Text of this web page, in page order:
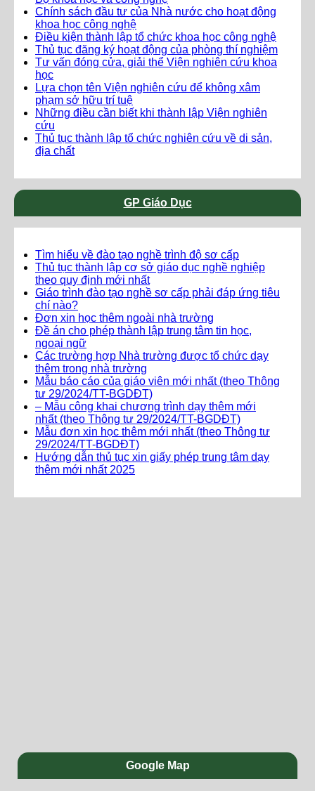
Chính sách đầu tư của Nhà nước cho hoạt động
khoa học công nghệ
Điều kiện thành lập tổ chức khoa học công nghệ
Thủ tục đăng ký hoạt động của phòng thí nghiệm
Tư vấn đóng cửa, giải thể Viện nghiên cứu khoa
học
Lựa chọn tên Viện nghiên cứu để không xâm
phạm sở hữu trí tuệ
Những điều cần biết khi thành lập Viện nghiên
cứu
Thủ tục thành lập tổ chức nghiên cứu về di sản,
địa chất
GP Giáo Dục
Tìm hiểu về đào tạo nghề trình độ sơ cấp
Thủ tục thành lập cơ sở giáo dục nghề nghiệp
theo quy định mới nhất
Giáo trình đào tạo nghề sơ cấp phải đáp ứng tiêu
chí nào?
Đơn xin học thêm ngoài nhà trường
Đề án cho phép thành lập trung tâm tin học,
ngoại ngữ
Các trường hợp Nhà trường được tổ chức dạy
thêm trong nhà trường
Mẫu báo cáo của giáo viên mới nhất (theo Thông
tư 29/2024/TT-BGDĐT)
– Mẫu công khai chương trình dạy thêm mới
nhất (theo Thông tư 29/2024/TT-BGDĐT)
Mẫu đơn xin học thêm mới nhất (theo Thông tư
29/2024/TT-BGDĐT)
Hướng dẫn thủ tục xin giấy phép trung tâm dạy
thêm mới nhất 2025
Google Map